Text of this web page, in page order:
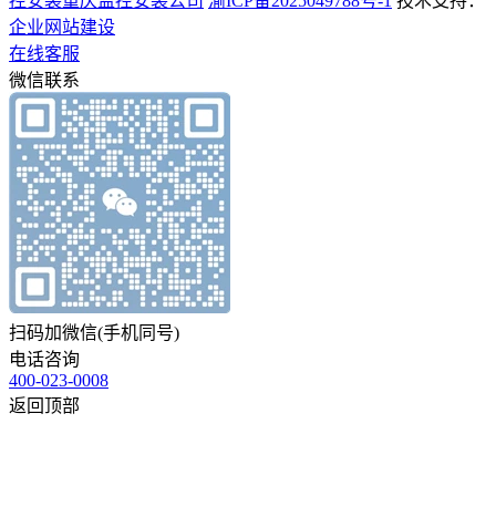
企业网站建设
在线客服
微信联系
扫码加微信(手机同号)
电话咨询
400-023-0008
返回顶部